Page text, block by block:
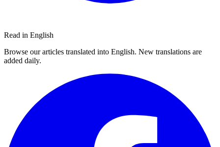
Read in English
Browse our articles translated into English. New translations are
added daily.